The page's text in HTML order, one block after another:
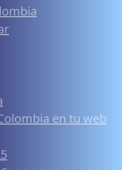
en tu web